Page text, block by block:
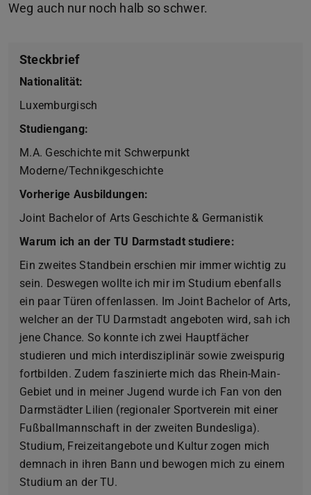
Steckbrief
Nationalität:
Luxemburgisch
Studiengang:
M.A. Geschichte mit Schwerpunkt
Moderne/Technikgeschichte
Vorherige Ausbildungen:
Joint Bachelor of Arts Geschichte & Germanistik
Warum ich an der TU Darmstadt studiere:
Ein zweites Standbein erschien mir immer wichtig zu
sein. Deswegen wollte ich mir im Studium ebenfalls
ein paar Türen offenlassen. Im Joint Bachelor of Arts,
welcher an der TU Darmstadt angeboten wird, sah ich
jene Chance. So konnte ich zwei Hauptfächer
studieren und mich interdisziplinär sowie zweispurig
fortbilden. Zudem faszinierte mich das Rhein-Main-
Gebiet und in meiner Jugend wurde ich Fan von den
Darmstädter Lilien (regionaler Sportverein mit einer
Fußballmannschaft in der zweiten Bundesliga).
Studium, Freizeitangebote und Kultur zogen mich
demnach in ihren Bann und bewogen mich zu einem
Studium an der TU.